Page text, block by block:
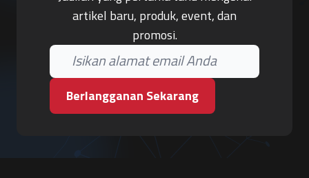
artikel baru, produk, event, dan
promosi.
Berlangganan Sekarang